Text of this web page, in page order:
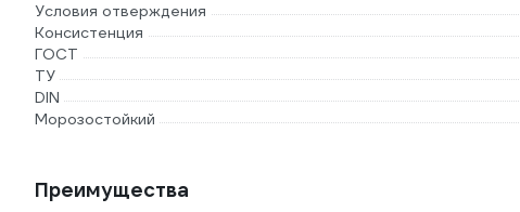
Условия отверждения
Консистенция
ГОСТ
ТУ
DIN
Морозостойкий
Преимущества